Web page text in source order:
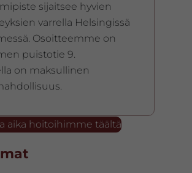
sijaitsee hyvien
varrella Helsingissä
Osoitteemme on
puistotie 9.
on maksullinen
aika hoitoihimme täältä